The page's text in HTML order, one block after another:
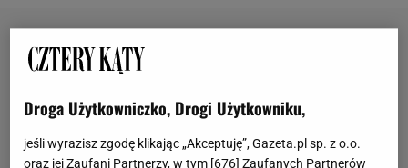
Droga Użytkowniczko, Drogi Użytkowniku,
jeśli wyrazisz zgodę klikając „Akceptuję”, Gazeta.pl sp. z o.o.
oraz jej Zaufani Partnerzy, w tym [676] Zaufanych Partnerów